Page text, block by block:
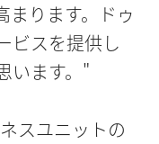
まります。ドゥ
ビスを提供し
います。"
スユニットの